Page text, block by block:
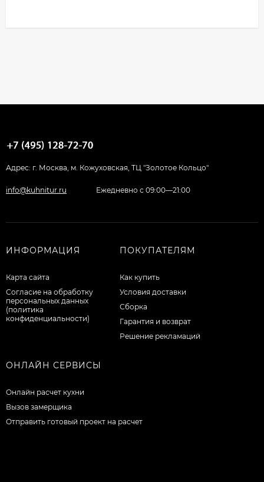
Адрес: г. Москва, м. Кожуховская, ТЦ "Золотое Кольцо"
info@kuhnitur.ru Ежедневно с 09:00—21:00
ИНФОРМАЦИЯ
Карта сайта
Согласие на обработку
персональных данных
(политика
конфиденциальности)
ПОКУПАТЕЛЯМ
Как купить
Условия доставки
Сборка
Гарантия и возврат
Решение рекламаций
ОНЛАЙН СЕРВИСЫ
Онлайн расчет кухни
Вызов замерщика
Отправить готовый проект на расчет